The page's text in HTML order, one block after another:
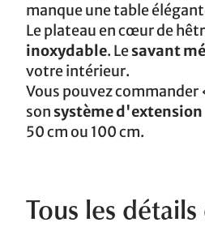
manque une table
Le plateau en cœur de
inoxydable. Lesavant
votre intérieur.
Vous pouvez
son système
50 cm ou 100 cm.
Tous les